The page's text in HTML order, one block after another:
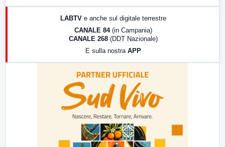
17:00 LabNews (replica)
LABTV e anche sul digitale terrestre
CANALE 84 (in Campania)
CANALE 268 (DDT Nazionale)
E sulla nostra APP